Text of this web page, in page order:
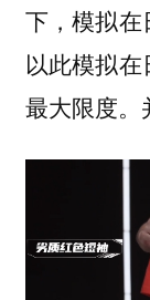
下，模拟在
以此模拟
最大限度。